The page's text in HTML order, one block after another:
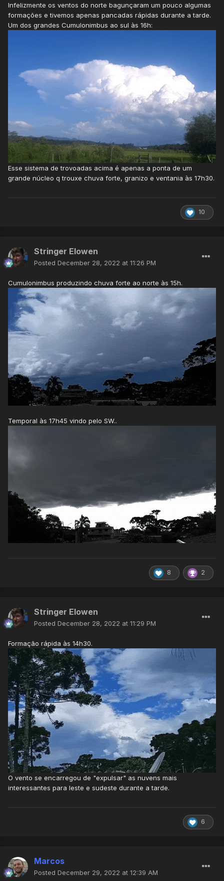
Infelizmente os ventos do norte bagunçaram um pouco algumas
formações e tivemos apenas pancadas rápidas durante a tarde.
Um dos grandes Cumulonimbus ao sul às 16h:
Esse sistema de trovoadas acima é apenas a ponta de um
grande núcleo q trouxe chuva forte, granizo e ventania às 17h30.
10
Stringer Elowen
Posted December 28, 2022 at 11:26 PM
Cumulonimbus produzindo chuva forte ao norte às 15h.
Temporal às 17h45 vindo pelo SW..
8 2
Stringer Elowen
Posted December 28, 2022 at 11:29 PM
Formação rápida às 14h30.
O vento se encarregou de "expulsar" as nuvens mais
interessantes para leste e sudeste durante a tarde.
6
Marcos
Posted December 29, 2022 at 12:39 AM